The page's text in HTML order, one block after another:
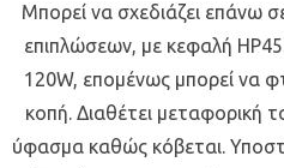
Μπορεί να σχεδιάζει επάνω
επιπλώσεων, με κεφαλή
120W, επομένως μπορεί να
κοπή. Διαθέτει μεταφορική
ύφασμα καθώς κόβεται.